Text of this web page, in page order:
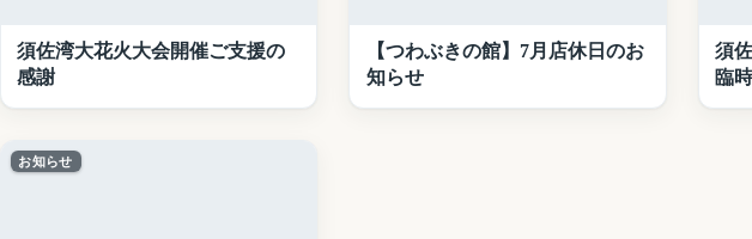
須佐湾大花火大会開催ご支援の
感謝
【つわぶきの館】7月店休日のお
知らせ
須
臨
お知らせ